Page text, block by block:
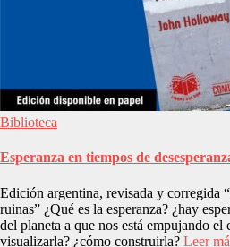
Biblioteca
Esperanza en tiempos de
Edición argentina, revisada y corregida
ruinas” ¿Qué es la esperanza? ¿hay
del planeta a que nos está empujando el
visualizarla? ¿cómo construirla? Leer